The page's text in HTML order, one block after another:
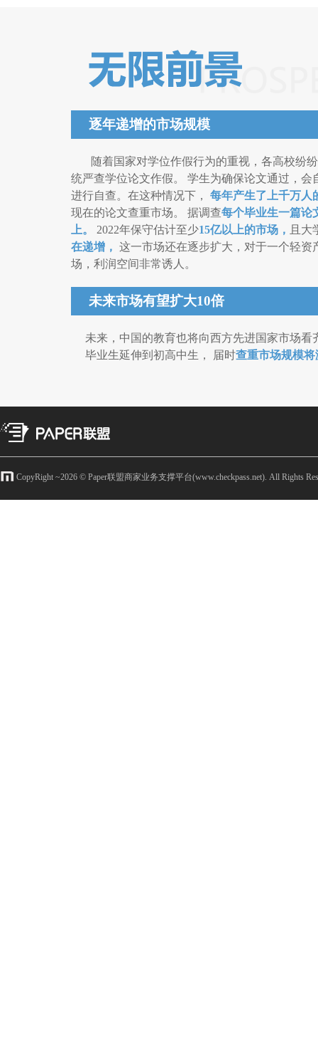
逐年递增的市场规模
随着国家对学位作假行为的重视，各高校纷
统严查学位论文作假。 学生为确保论文通过，会
进行自查。在这种情况下， 每年产生了上千万人
现在的论文查重市场。 据调查每个毕业生一篇论
上。 2022年保守估计至少15亿以上的市场， 且大
在递增， 这一市场还在逐步扩大，对于一个轻资
场，利润空间非常诱人。
未来市场有望扩大10倍
未来，中国的教育也将向西方先进国家市场看
毕业生延伸到初高中生， 届时查重市场规模
CopyRight ~2026 © Paper联盟商家业务支撑平台(www.checkpass.net). All Rights